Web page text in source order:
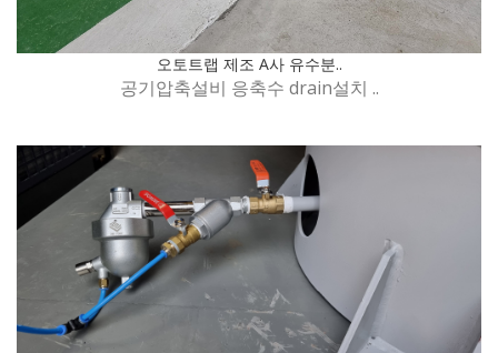
오토트랩 제조 A사 유수분..
공기압축설비 응축수 drain설치 ..